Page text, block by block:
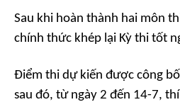
Sau khi hoàn thành hai môn
chính thức khép lại Kỳ thi tốt
Điểm thi dự kiến được công
sau đó, từ ngày 2 đến 14-7,